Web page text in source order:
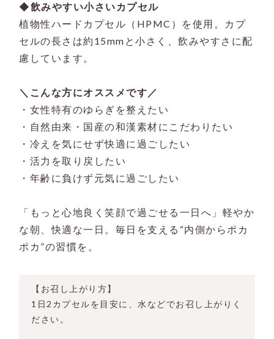
◆飲みやすい小さいカプセル
植物性ハードカプセル（HPMC）を使用。カプ
セルの長さは約15mmと小さく、飲みやすさに配
慮しています。
＼こんな方にオススメです／
・女性特有のゆらぎを整えたい
・自然由来・国産の和漢素材にこだわりたい
・冷えを気にせず快適に過ごしたい
・活力を取り戻したい
・年齢に負けず元気に過ごしたい
「もっと心地良く笑顔で過ごせる一日へ」軽やか
な朝、快適な一日。毎日を支える“内側からポカ
ポカ”の習慣を。
【お召し上がり方】
1日2カプセルを目安に、水などでお召し上がりく
ださい。